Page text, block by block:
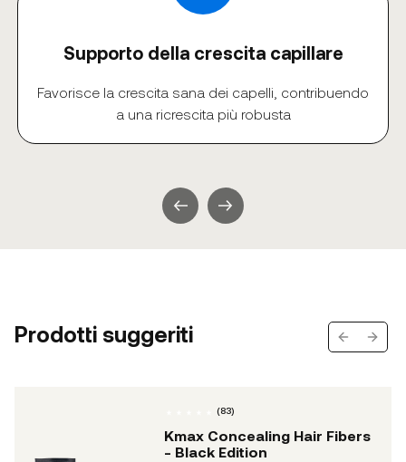
Supporto della crescita capillare
Favorisce la crescita sana dei capelli, contribuendo
a una ricrescita più robusta
Prodotti suggeriti Previous
Next
(83)
Kmax Concealing Hair Fibers
- Black Edition